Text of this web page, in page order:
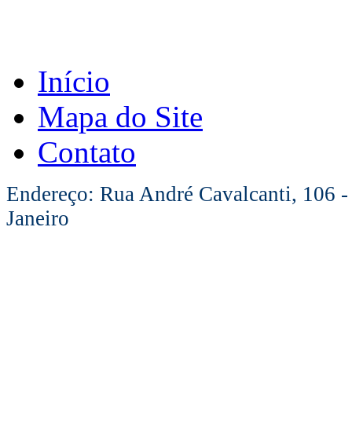
Início
Mapa do Site
Contato
Endereço: Rua André Cavalcanti, 106
Janeiro